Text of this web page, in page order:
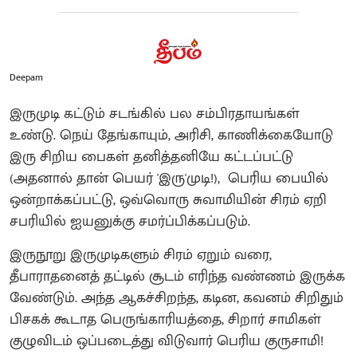
Deepam
இருமுடி கட்டும் சடங்கில் பல சம்பிரதாயங்கள்
உண்டு. நெய் தேங்காயும், அரிசி, காணிக்கையோடு
இரு சிறிய பைகள் தனித்தனியே கட்டப்பட்டு
(அதனால் தான் பெயர் 'இரு'முடி!), பெரிய பையில்
ஒன்றாக்கப்பட்டு, ஒவ்வொரு சுவாமியின் சிரம் ஏறி
சபரியில் ஐயனுக்கு சமர்ப்பிக்கப்படும்.
இருநூறு இருமுடிகளும் சிரம் ஏறும் வரை,
தீபாராதனைத் தட்டில் சூடம் எரிந்த வண்ணம் இருக்க
வேண்டும். அந்த ஆகச்சிறந்த, கடின, கவனம் சிறிதும்
பிசகக் கூடாத பெருங்காரியத்தை, சிறார் சாமிகள்
குழுவிடம் ஒப்படைத்து விடுவார் பெரிய குருசாமி!